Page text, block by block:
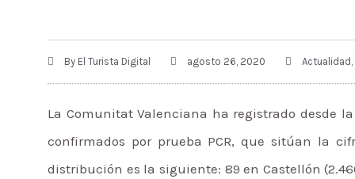
By El Turista Digital agosto 26, 2020 Actualidad
La Comunitat Valenciana ha registrado desde
confirmados por prueba PCR, que sitúan la
distribución es la siguiente: 89 en Castellón